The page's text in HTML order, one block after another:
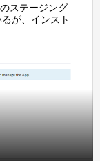
ステージング
が、インスト